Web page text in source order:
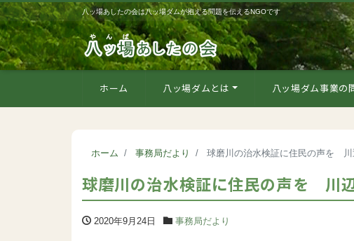
八ッ場あしたの会は八ッ場ダムが抱える問題を伝えるNGOです
ホーム 八ッ場ダムとは 八ッ場ダム事業の
ホーム 事務局だより 球磨川の治水検証に住民の声を
球磨川の治水検証に住民の声を 川
2020年9月24日 事務局だより